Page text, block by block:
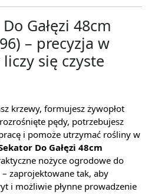
Gałęzi 48cm
– precyzja w
się czyste
krzewy, formujesz żywopłot
pędy, potrzebujesz
i pomoże utrzymać rośliny w
Do Gałęzi 48cm
nożyce ogrodowe do
– zaprojektowane tak, aby
i możliwie płynne prowadzenie